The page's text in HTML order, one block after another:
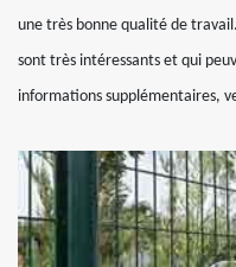
une très bonne qualité de
sont très intéressants et qui
informations supplémentaires,